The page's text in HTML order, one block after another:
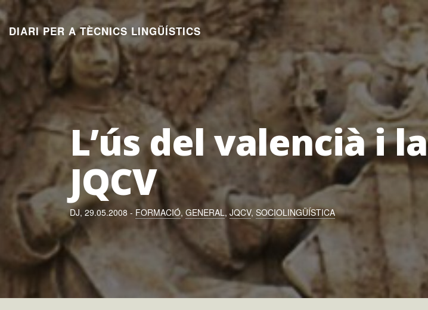
Aneu
al
contingut
DIARI PER A TÈCNICS LINGÜÍSTICS
L’ús del valencià i la
JQCV
DJ, 29.05.2008 - FORMACIÓ, GENERAL, JQCV, SOCIOLINGÜÍSTICA